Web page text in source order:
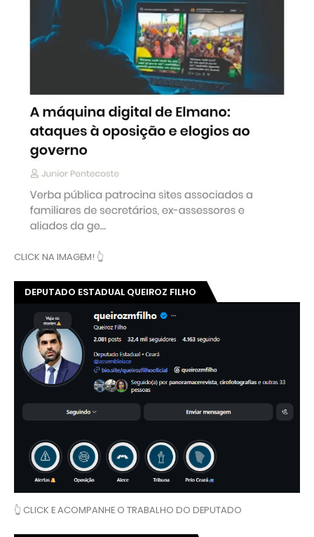
CLICK NA IMAGEM! 👆
DEPUTADO ESTADUAL QUEIROZ FILHO
👆 CLICK E ACOMPANHE O TRABALHO DO DEPUTADO